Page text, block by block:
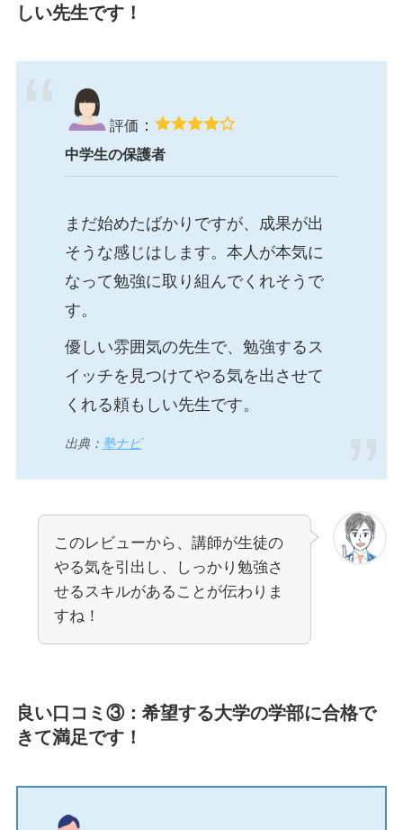
しい先生です！
評価 ：
中学生の保護者
まだ始めたばかりですが、成果が出
そうな感じはします。本人が本気に
なって勉強に取り組んでくれそうで
す。
優しい雰囲気の先生で、勉強するス
イッチを見つけてやる気を出させて
くれる頼もしい先生です。
出典： 塾ナビ
このレビューから、講師が生徒の
やる気を引出し、しっかり勉強さ
せるスキルがあることが伝わりま
すね！
良い口コミ③：希望する大学の学部に合格で
きて満足です！